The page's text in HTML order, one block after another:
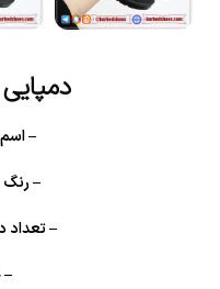
دمپایی
–
– رنگ
– تعداد